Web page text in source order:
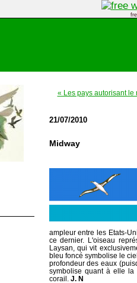
« Les pays autorisant le
21/07/2010
Midway
ampleur entre les Etats-
ce dernier. L'oiseau
Laysan, qui vit
bleu foncé symbolise le
profondeur des eaux
symbolise quant à elle
corail. J. N